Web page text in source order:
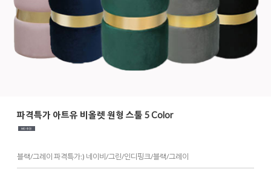
파격특가 아트유 비올렛 원형 스툴 5 Color
블랙/그레이 파격특가:) 네이비/그린/인디핑크/블랙/그레이